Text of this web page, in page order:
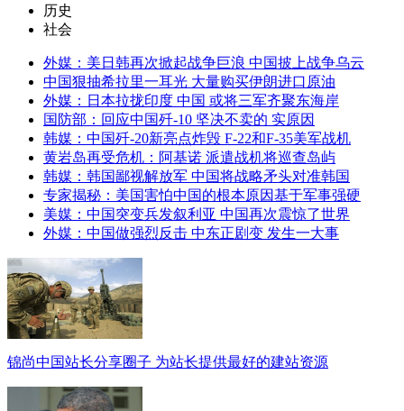
历史
社会
外媒：美日韩再次掀起战争巨浪 中国披上战争乌云
中国狠抽希拉里一耳光 大量购买伊朗进口原油
外媒：日本拉拢印度 中国 或将三军齐聚东海岸
国防部：回应中国歼-10 坚决不卖的 实原因
韩媒：中国歼-20新亮点炸毁 F-22和F-35美军战机
黄岩岛再受危机：阿基诺 派遣战机将巡查岛屿
韩媒：韩国鄙视解放军 中国将战略矛头对准韩国
专家揭秘：美国害怕中国的根本原因基于军事强硬
美媒：中国突变兵发叙利亚 中国再次震惊了世界
外媒：中国做强烈反击 中东正剧变 发生一大事
锦尚中国站长分享圈子 为站长提供最好的建站资源